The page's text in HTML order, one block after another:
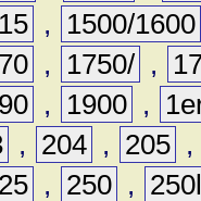
15 ,
1500/1600
, 1750/ ,
, 1900 ,
, 204 , 205 ,
25 , 250 ,